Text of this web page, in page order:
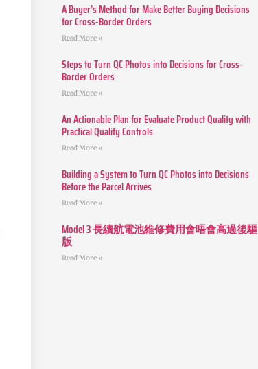
A Buyer’s Method for Make Better Buying Decisions
for Cross-Border Orders
Read More »
Steps to Turn QC Photos into Decisions for Cross-
Border Orders
Read More »
An Actionable Plan for Evaluate Product Quality with
Practical Quality Controls
Read More »
Building a System to Turn QC Photos into Decisions
Before the Parcel Arrives
Read More »
Model 3 長續航電池維修費用會唔會高過後驅
版
Read More »